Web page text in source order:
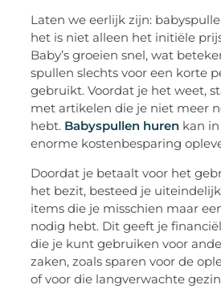
Laten we eerlijk zijn:
het is niet alleen het initiële
Baby’s groeien snel, wat
spullen slechts voor een korte
gebruikt. Voordat je het weet,
met artikelen die je niet meer
hebt. Babyspullen huren kan
enorme kostenbesparing
Doordat je betaalt voor het
het bezit, besteed je
items die je misschien maar
nodig hebt. Dit geeft je
die je kunt gebruiken voor
zaken, zoals sparen voor de
of voor die langverwachte